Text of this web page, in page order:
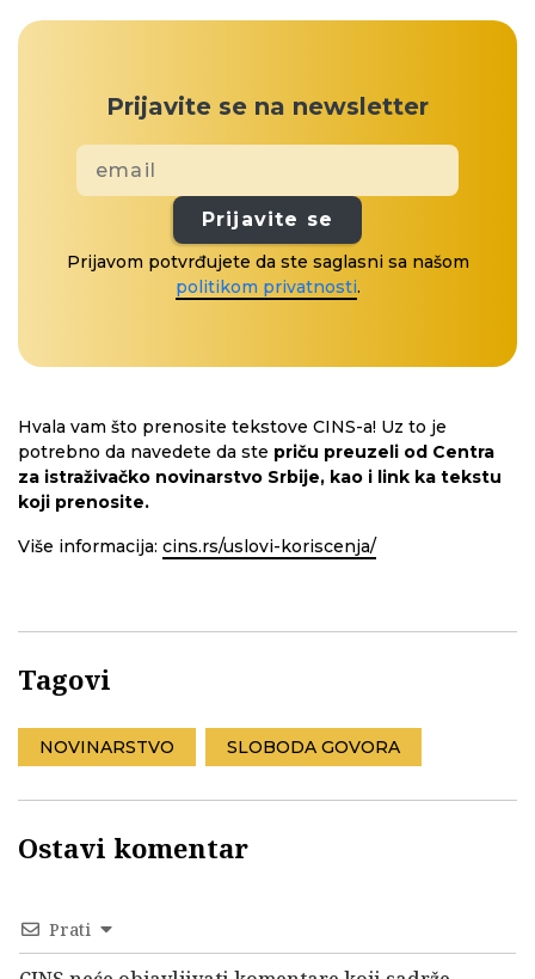
Prijavite se na newsletter
Prijavite se
Prijavom potvrđujete da ste saglasni sa našom
politikom privatnosti.
Hvala vam što prenosite tekstove CINS-a! Uz to je
potrebno da navedete da ste priču preuzeli od Centra
za istraživačko novinarstvo Srbije, kao i link ka tekstu
koji prenosite.
Više informacija: cins.rs/uslovi-koriscenja/
Tagovi
NOVINARSTVO SLOBODA GOVORA
Ostavi komentar
Prati